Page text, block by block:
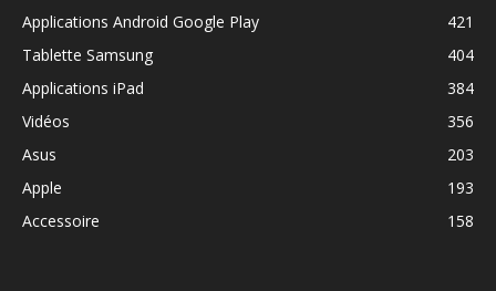
Applications Android Google Play
421
Tablette Samsung
404
Applications iPad
384
Vidéos
356
Asus
203
Apple
193
Accessoire
158